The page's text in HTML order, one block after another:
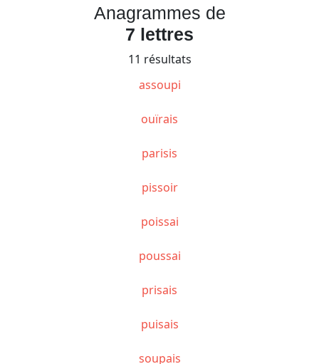
Anagrammes de
7 lettres
11 résultats
assoupi
ouïrais
parisis
pissoir
poissai
poussai
prisais
puisais
soupais